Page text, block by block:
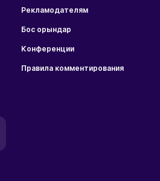
Рекламодателям
Бос орындар
Конференции
Правила комментирования